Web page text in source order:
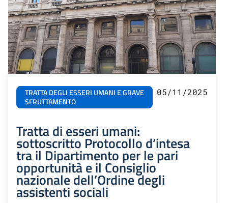
TRATTA DEGLI ESSERI UMANI E GRAVE
SFRUTTAMENTO
05/11/2025
Tratta di esseri umani:
sottoscritto Protocollo d’intesa
tra il Dipartimento per le pari
opportunità e il Consiglio
nazionale dell’Ordine degli
assistenti sociali